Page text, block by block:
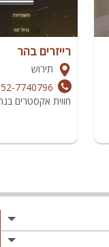
רייזרים בהר
תירוש
7740796
חווית אקסטרים